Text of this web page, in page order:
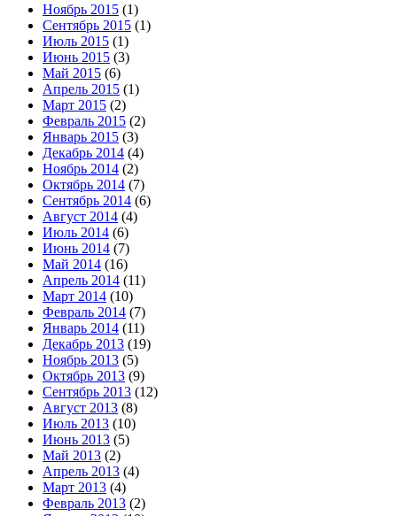
Ноябрь 2015 (1)
Сентябрь 2015 (1)
Июль 2015 (1)
Июнь 2015 (3)
Май 2015 (6)
Апрель 2015 (1)
Март 2015 (2)
Февраль 2015 (2)
Январь 2015 (3)
Декабрь 2014 (4)
Ноябрь 2014 (2)
Октябрь 2014 (7)
Сентябрь 2014 (6)
Август 2014 (4)
Июль 2014 (6)
Июнь 2014 (7)
Май 2014 (16)
Апрель 2014 (11)
Март 2014 (10)
Февраль 2014 (7)
Январь 2014 (11)
Декабрь 2013 (19)
Ноябрь 2013 (5)
Октябрь 2013 (9)
Сентябрь 2013 (12)
Август 2013 (8)
Июль 2013 (10)
Июнь 2013 (5)
Май 2013 (2)
Апрель 2013 (4)
Март 2013 (4)
Февраль 2013 (2)